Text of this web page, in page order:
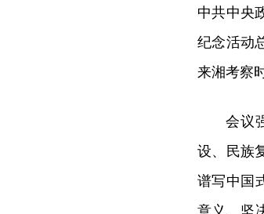
中共中央
纪念活动
来湘考察
会议
设、民族
谱写中国